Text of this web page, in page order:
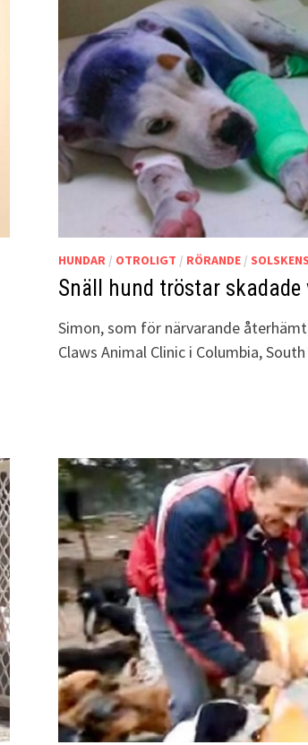
HUNDAR / OTROLIGT / RÖRANDE /
Snäll hund tröstar
Simon, som för närvarande
Claws Animal Clinic i Columbia,